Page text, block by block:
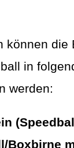
können die
in
werden:
Boxbirne